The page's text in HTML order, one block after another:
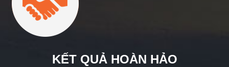
KẾT QUẢ HOÀN HẢO